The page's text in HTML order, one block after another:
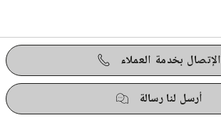
الإتصال بخدمة العملاء
أرسل لنا رسالة